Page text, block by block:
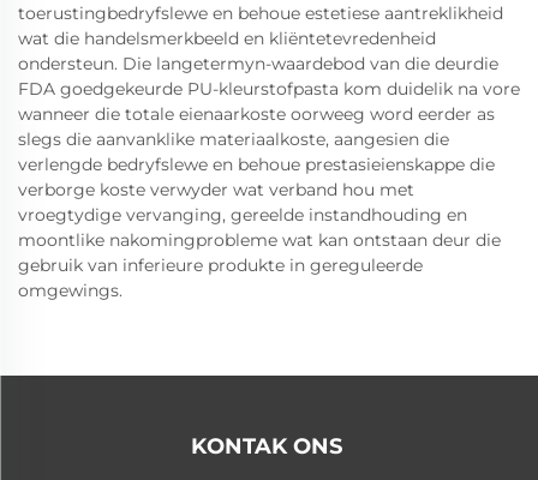
toerustingbedryfslewe en behoue estetiese aantreklikheid
wat die handelsmerkbeeld en kliëntetevredenheid
ondersteun. Die langetermyn-waardebod van die deurdie
FDA goedgekeurde PU-kleurstofpasta kom duidelik na vore
wanneer die totale eienaarkoste oorweeg word eerder as
slegs die aanvanklike materiaalkoste, aangesien die
verlengde bedryfslewe en behoue prestasieienskappe die
verborge koste verwyder wat verband hou met
vroegtydige vervanging, gereelde instandhouding en
moontlike nakomingprobleme wat kan ontstaan deur die
gebruik van inferieure produkte in gereguleerde
omgewings.
KONTAK ONS